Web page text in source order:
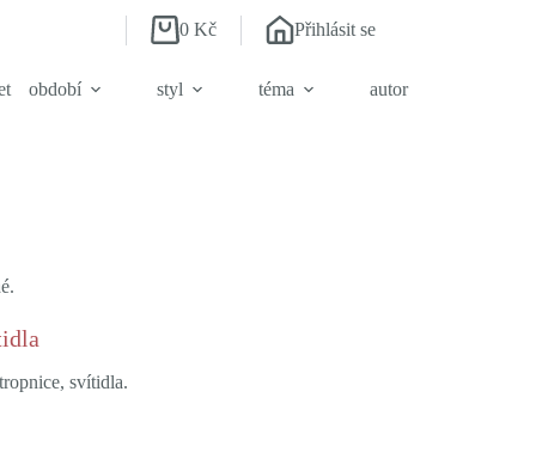
Shopping
0 Kč Přihlásit se
období styl téma autor
svítidla.